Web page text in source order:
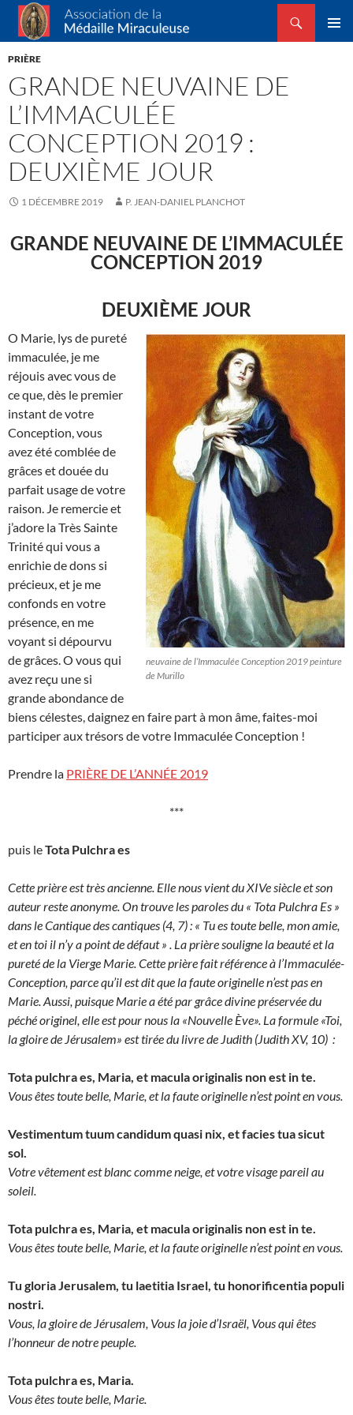
Association de la Médaille Miraculeuse
Recherche
ALLER
PRIÈRE
GRANDE NEUVAINE DE
L’IMMACULÉE
CONCEPTION 2019 :
DEUXIÈME JOUR
1 DÉCEMBRE 2019 P. JEAN-DANIEL PLANCHOT
GRANDE NEUVAINE DE L’IMMACULÉE
CONCEPTION 2019
DEUXIÈME JOUR
neuvaine de l’Immaculée Conception 2019 peinture
de Murillo
O Marie, lys de pureté
immaculée, je me
réjouis avec vous de
ce que, dès le premier
instant de votre
Conception, vous
avez été comblée de
grâces et douée du
parfait usage de votre
raison. Je remercie et
j’adore la Très Sainte
Trinité qui vous a
enrichie de dons si
précieux, et je me
confonds en votre
présence, en me
voyant si dépourvu
de grâces. O vous qui
avez reçu une si
grande abondance de
biens célestes, daignez en faire part à mon âme, faites-moi
participer aux trésors de votre Immaculée Conception !
Prendre la PRIÈRE DE L’ANNÉE 2019
***
puis leTota Pulchra es
Cette prière est très ancienne. Elle nous vient du XIVe siècle et son
auteur reste anonyme. On trouve les paroles du « Tota Pulchra Es »
dans le Cantique des cantiques (4, 7) : « Tu es toute belle, mon amie,
et en toi il n’y a point de défaut » . La prière souligne la beauté et la
pureté de la Vierge Marie. Cette prière fait référence à l’Immaculée-
Conception, parce qu’il est dit que la faute originelle n’est pas en
Marie. Aussi, puisque Marie a été par grâce divine préservée du
péché originel, elle est pour nous la «Nouvelle Ève». La formule «Toi,
la gloire de Jérusalem» est tirée du livre de Judith (Judith XV, 10) :
Tota pulchra es, Maria, et macula originalis non est in te.
Vous êtes toute belle, Marie, et la faute originelle n’est point en vous.
Vestimentum tuum candidum quasi nix, et facies tua sicut
sol.
Votre vêtement est blanc comme neige, et votre visage pareil au
soleil.
Tota pulchra es, Maria, et macula originalis non est in te.
Vous êtes toute belle, Marie, et la faute originelle n’est point en vous.
Tu gloria Jerusalem, tu laetitia Israel, tu honorificentia populi
nostri.
Vous, la gloire de Jérusalem, Vous la joie d’Israël, Vous qui êtes
l’honneur de notre peuple.
Tota pulchra es, Maria.
Vous êtes toute belle, Marie.